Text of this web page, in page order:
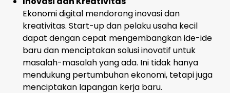
Ekonomi digital mendorong inovasi dan
kreativitas. Start-up dan pelaku usaha kecil
dapat dengan cepat mengembangkan ide-ide
baru dan menciptakan solusi inovatif untuk
masalah-masalah yang ada. Ini tidak hanya
mendukung pertumbuhan ekonomi, tetapi juga
menciptakan lapangan kerja baru.